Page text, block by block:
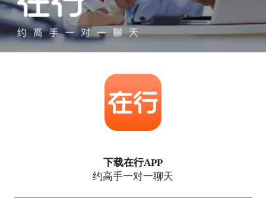
下载在行APP
约高手一对一聊天